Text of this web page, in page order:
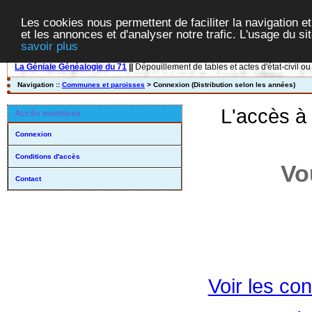
Les cookies nous permettent de faciliter la navigation
et les annonces et d'analyser notre trafic. L'usage du
savoir plus
La Géniale Généalogie du 71 Dépouillement de tables et actes d'état-civil
Navigation :: Communes et paroisses > Connexion (Distribution selon les années)
Accès membres
Connexion
Conditions d'accès
Contact
L'accès
Voir les